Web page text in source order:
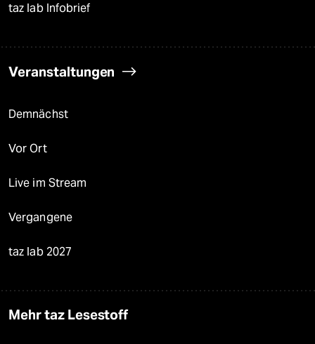
taz lab Infobrief
Veranstaltungen
Demnächst
Vor Ort
Live im Stream
Vergangene
taz lab 2027
Mehr taz Lesestoff